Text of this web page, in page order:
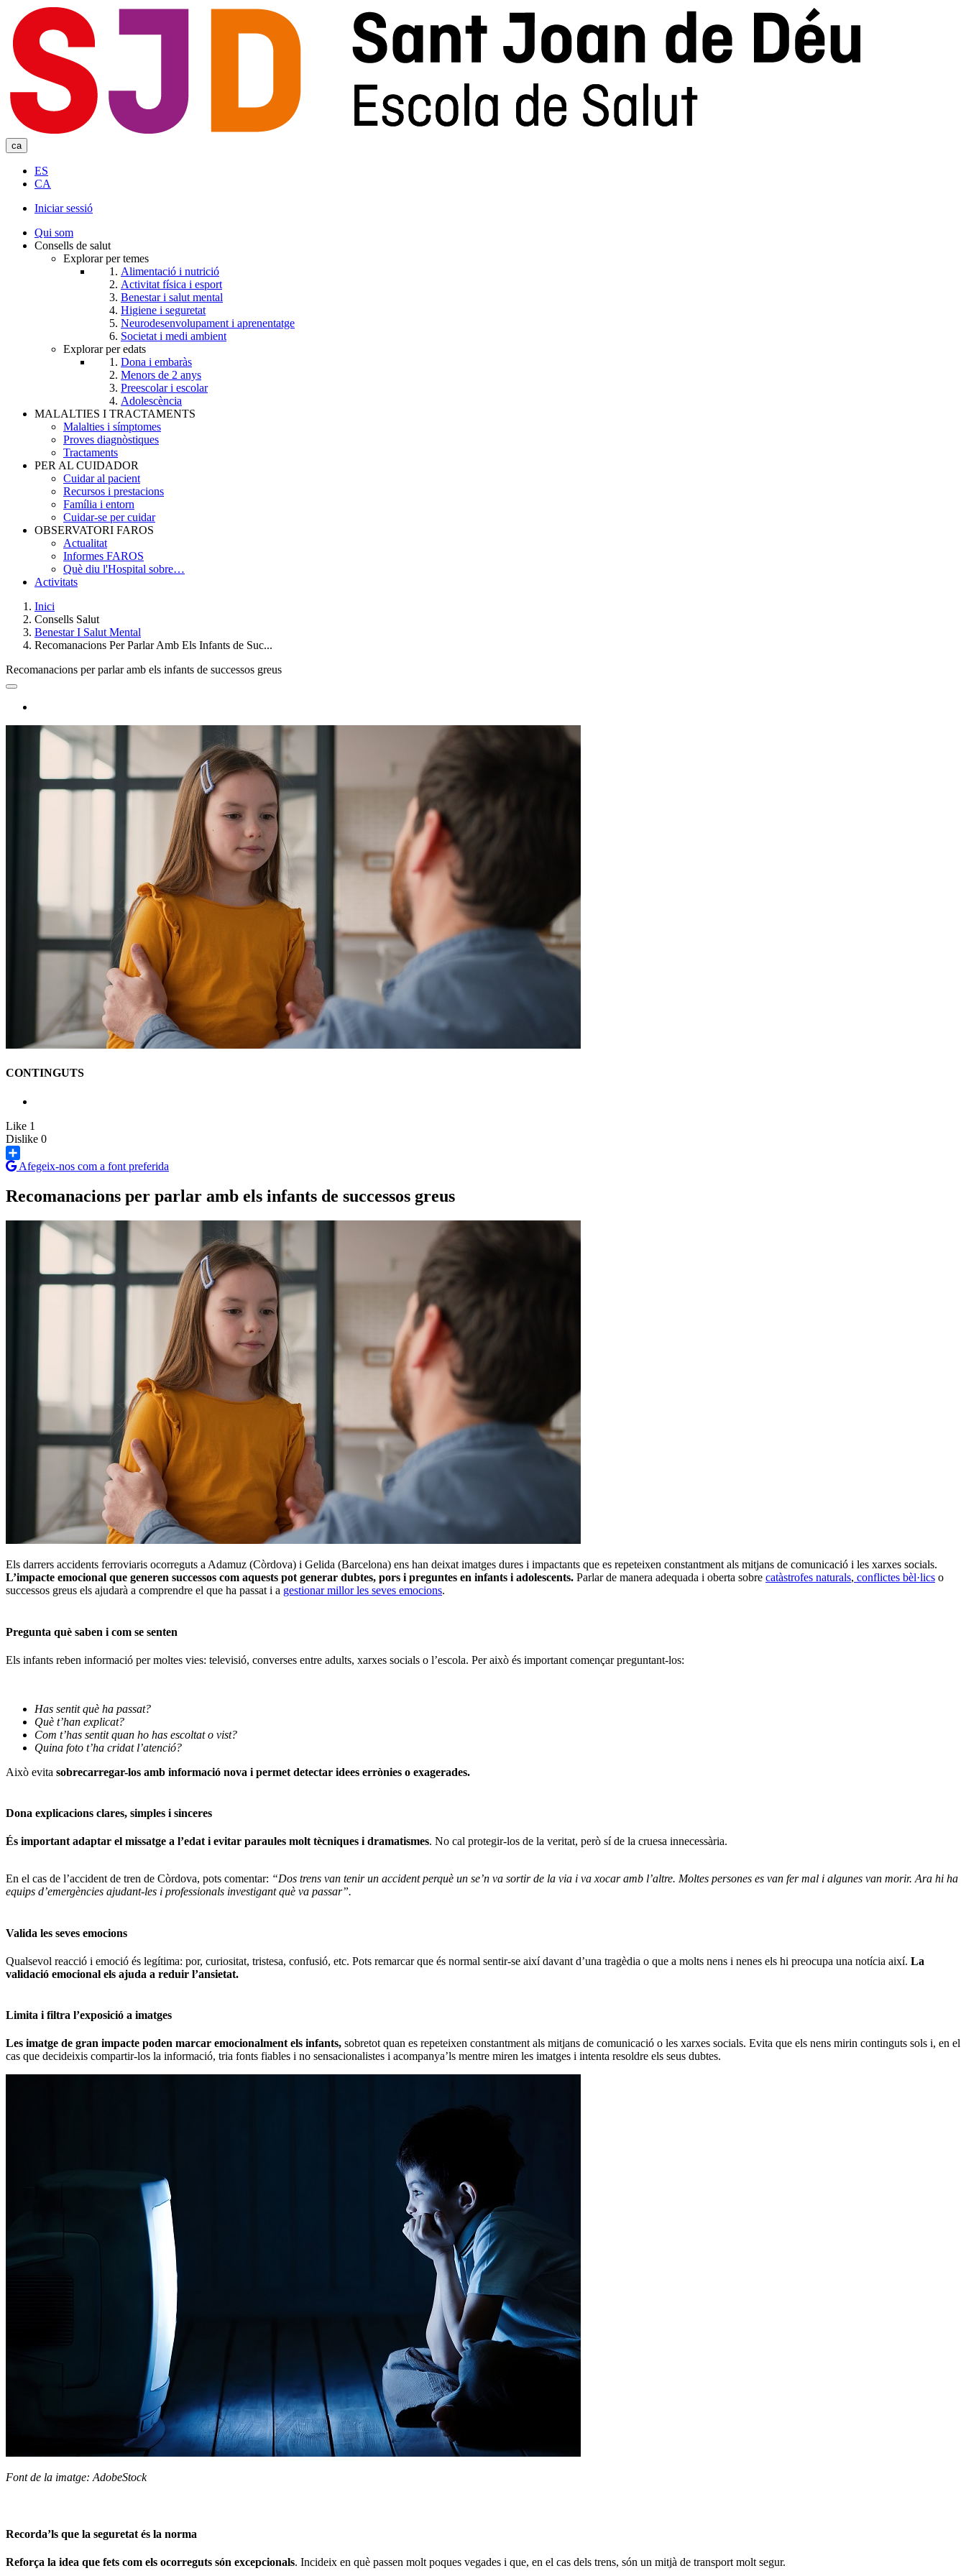
main
content
ca
ES
CA
User
account
Iniciar sessió
Qui som
Consells de salut
Explorar per temes
Alimentació i nutrició
Activitat física i esport
Benestar i salut mental
Higiene i seguretat
Neurodesenvolupament i aprenentatge
Societat i medi ambient
Explorar per edats
Dona i embaràs
Menors de 2 anys
Preescolar i escolar
Adolescència
MALALTIES I TRACTAMENTS
Malalties i símptomes
Proves diagnòstiques
Tractaments
PER AL CUIDADOR
Cuidar al pacient
Recursos i prestacions
Família i entorn
Cuidar-se per cuidar
OBSERVATORI FAROS
Actualitat
Informes FAROS
Què diu l'Hospital sobre…
Activitats
Breadcrumb
Inici
Consells Salut
Benestar I Salut Mental
Recomanacions Per Parlar Amb Els Infants de Suc...
Recomanacions per parlar amb els infants de successos greus
CONTINGUTS
Like 1
Dislike 0
Share
Afegeix-nos com a font preferida
Recomanacions per parlar amb els infants de successos greus
Els darrers accidents ferroviaris ocorreguts a Adamuz (Còrdova) i Gelida (Barcelona) ens han deixat imatges dures i impactants que es repeteixen constantment als mitjans de comunicació i les xarxes socials.
L’impacte emocional que generen successos com aquests pot generar dubtes, pors i preguntes en infants i adolescents. Parlar de manera adequada i oberta sobre catàstrofes naturals, conflictes bèl·lics o
successos greus els ajudarà a comprendre el que ha passat i a gestionar millor les seves emocions.
Pregunta què saben i com se senten
Els infants reben informació per moltes vies: televisió, converses entre adults, xarxes socials o l’escola. Per això és important començar preguntant-los:
Has sentit què ha passat?
Què t’han explicat?
Com t’has sentit quan ho has escoltat o vist?
Quina foto t’ha cridat l’atenció?
Això evita sobrecarregar-los amb informació nova i permet detectar idees errònies o exagerades.
Dona explicacions clares, simples i sinceres
És important adaptar el missatge a l’edat i evitar paraules molt tècniques i dramatismes. No cal protegir-los de la veritat, però sí de la cruesa innecessària.
En el cas de l’accident de tren de Còrdova, pots comentar: “Dos trens van tenir un accident perquè un se’n va sortir de la via i va xocar amb l’altre. Moltes persones es van fer mal i algunes van morir. Ara hi ha
equips d’emergències ajudant-les i professionals investigant què va passar”.
Valida les seves emocions
Qualsevol reacció i emoció és legítima: por, curiositat, tristesa, confusió, etc. Pots remarcar que és normal sentir-se així davant d’una tragèdia o que a molts nens i nenes els hi preocupa una notícia així. La
validació emocional els ajuda a reduir l’ansietat.
Limita i filtra l’exposició a imatges
Les imatge de gran impacte poden marcar emocionalment els infants, sobretot quan es repeteixen constantment als mitjans de comunicació o les xarxes socials. Evita que els nens mirin continguts sols i, en el
cas que decideixis compartir-los la informació, tria fonts fiables i no sensacionalistes i acompanya’ls mentre miren les imatges i intenta resoldre els seus dubtes.
Font de la imatge: AdobeStock
Recorda’ls que la seguretat és la norma
Reforça la idea que fets com els ocorreguts són excepcionals. Incideix en què passen molt poques vegades i que, en el cas dels trens, són un mitjà de transport molt segur.